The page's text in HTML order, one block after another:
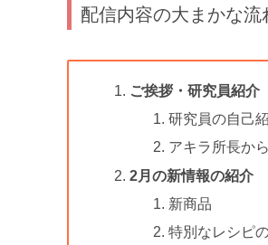
配信内容の大まかな流
ご挨拶・研究員紹介
研究員の自己
アキラ所長か
2月の新情報の紹介
新商品
特別なレシピ